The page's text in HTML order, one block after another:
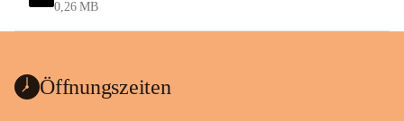
0,26 MB
Öffnungszeiten